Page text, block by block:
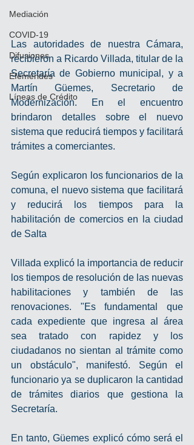
Mediación
COVID-19
Difusiones
Efemérides
Líneas de Crédito
Las autoridades de nuestra Cámara,
recibieron a Ricardo Villada, titular de la
Secretaría de Gobierno municipal, y a
Martín Güemes, Secretario de
Modernización. En el encuentro
brindaron detalles sobre el nuevo
sistema que reducirá tiempos y facilitará
trámites a comerciantes.
Según explicaron los funcionarios de la
comuna, el nuevo sistema que facilitará
y reducirá los tiempos para la
habilitación de comercios en la ciudad
de Salta
Villada explicó la importancia de reducir
los tiempos de resolución de las nuevas
habilitaciones y también de las
renovaciones. "Es fundamental que
cada expediente que ingresa al área
sea tratado con rapidez y los
ciudadanos no sientan al trámite como
un obstáculo", manifestó. Según el
funcionario ya se duplicaron la cantidad
de trámites diarios que gestiona la
Secretaría.
En tanto, Güemes explicó cómo será el